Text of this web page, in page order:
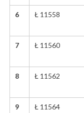
6 Ł 11558
7 Ł 11560
8 Ł 11562
9 Ł 11564